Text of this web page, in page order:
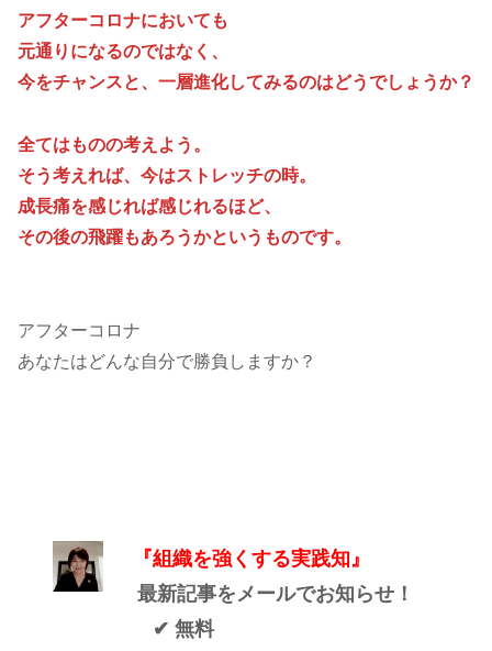
アフターコロナにおいても
元通りになるのではなく、
今をチャンスと、一層進化してみるのはどうでしょうか？
全てはものの考えよう。
そう考えれば、今はストレッチの時。
成長痛を感じれば感じれるほど、
その後の飛躍もあろうかというものです。
アフターコロナ
あなたはどんな自分で勝負しますか？
『組織を強くする実践知』
最新記事をメールでお知らせ！
✔ 無料